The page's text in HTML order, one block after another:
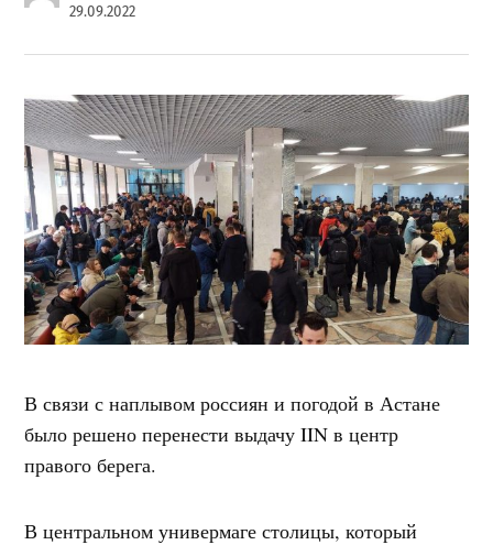
29.09.2022
В связи с наплывом россиян и погодой в Астане
было решено перенести выдачу IIN в центр
правого берега.
В центральном универмаге столицы, который